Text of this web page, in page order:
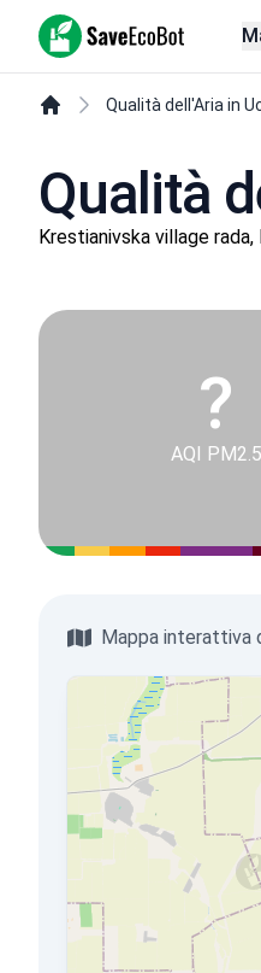
SaveEcoBot
Qualità dell'Aria in
Qualità
Krestianivska village
?
AQI PM2.5
Mappa interattiva